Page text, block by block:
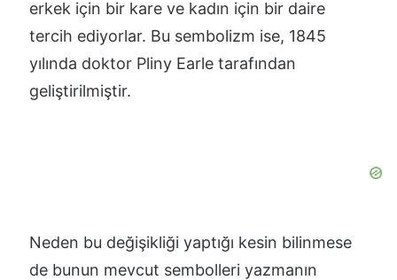
erkek için bir kare ve kadın için bir daire
tercih ediyorlar. Bu sembolizm ise, 1845
yılında doktor Pliny Earle tarafından
geliştirilmiştir.
Neden bu değişikliği yaptığı kesin bilinmese
de bunun mevcut sembolleri yazmanın